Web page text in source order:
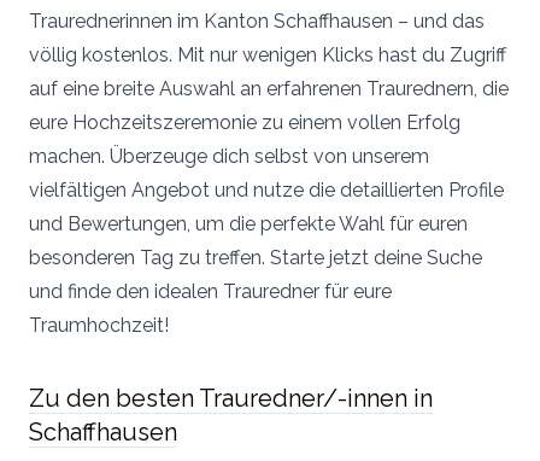
Traurednerinnen im Kanton Schaffhausen – und das
völlig kostenlos. Mit nur wenigen Klicks hast du Zugriff
auf eine breite Auswahl an erfahrenen Traurednern, die
eure Hochzeitszeremonie zu einem vollen Erfolg
machen. Überzeuge dich selbst von unserem
vielfältigen Angebot und nutze die detaillierten Profile
und Bewertungen, um die perfekte Wahl für euren
besonderen Tag zu treffen. Starte jetzt deine Suche
und finde den idealen Trauredner für eure
Traumhochzeit!
Zu den besten Trauredner/-innen in
Schaffhausen